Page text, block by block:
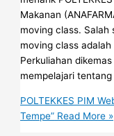
Makanan
moving class. Salah
moving class
Perkuliahan
mempelajari
POLTEKKES PIM
Tempe” Read More »